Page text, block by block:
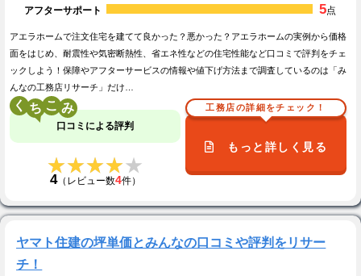
アフターサポート
5点
アエラホームで注文住宅を建てて良かった？悪かった？アエラホームの実例から価格
面をはじめ、耐震性や気密断熱性、省エネ性などの住宅性能など口コミで評判をチェ
ックしよう！保障やアフターサービスの情報や値下げ方法まで調査しているのは「み
んなの工務店リサーチ」だけ…
く こ
口コミによる評判
★★★★★
★★★★★
4（レビュー数4件）
工務店の詳細をチェック！
もっと詳しく見る
ヤマト住建の坪単価とみんなの口コミや評判をリサー
チ！